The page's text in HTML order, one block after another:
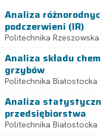
Analiza
podczerwieni (IR)
Politechnika Rzeszowska
Analiza składu
grzybów
Politechnika Białostocka
Analiza
przedsiębiorstwa
Politechnika Białostocka